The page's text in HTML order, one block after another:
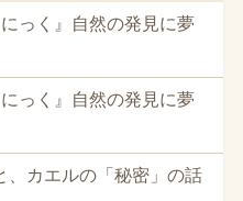
っく』自然の発見に夢
っく』自然の発見に夢
、カエルの「秘密」の話